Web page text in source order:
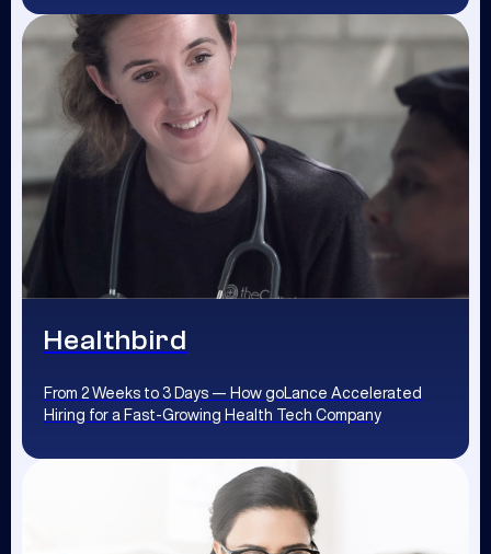
Healthbird
From 2 Weeks to 3 Days — How goLance Accelerated
Hiring for a Fast-Growing Health Tech Company